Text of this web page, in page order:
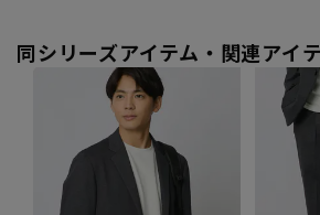
同シリーズアイテム・関連アイ